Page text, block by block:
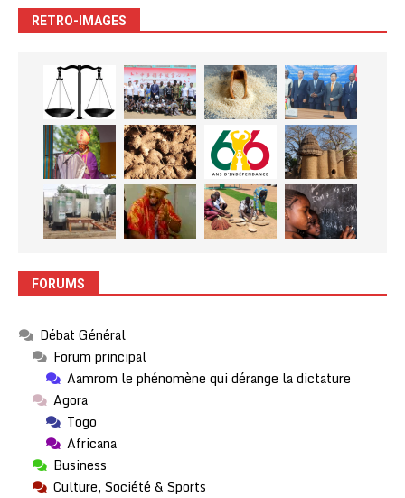
RETRO-IMAGES
FORUMS
Débat Général
Forum principal
Aamrom le phénomène qui dérange la dictature
Agora
Togo
Africana
Business
Culture, Société & Sports